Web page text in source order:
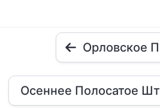
Орловское
Осеннее Полосатое